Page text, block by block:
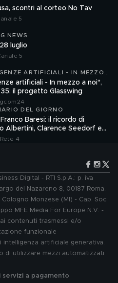
scontri al corteo No Tav
5
NEWS
luglio
5
ARTIFICIALI - IN MEZZO
artificiali - In mezzo a noi",
il progetto Glasswing
DEL GIORNO
Baresi: il ricordo di
Albertini, Clarence Seedorf e
4
Digital - RTI S.p.A.: p. iva
del Nazareno 8, 00187 Roma.
Monzese (MI) - Cap. Soc.
MFE Media For Europe N.V. -
contenuti trasmessi e/o
funzionale
intelligenza artificiale generativa.
di utilizzare mezzi automatizzati
servizi a pagamento